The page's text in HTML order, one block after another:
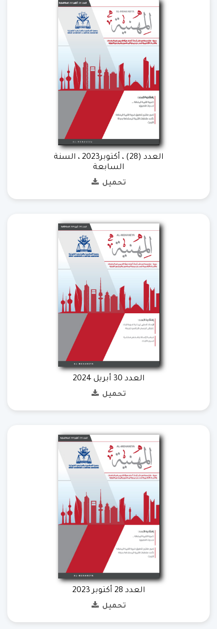
العدد (28) ، أكتوبر2023 ، السنة
السابعة
تحميل
العدد 30 أبريل 2024
تحميل
العدد 28 أكتوبر 2023
تحميل